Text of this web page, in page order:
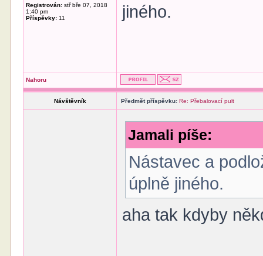
Registrován: stř bře 07, 2018
1:40 pm
Příspěvky: 11
jiného.
Nahoru
Návštěvník Předmět příspěvku: Re: Přebalovací pult
Jamali píše:
Nástavec a
úplně jiného.
aha tak kdyby